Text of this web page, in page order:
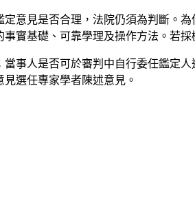
意見是否合理，法院仍須為判斷。
實基礎、可靠學理及操作方法。若
事人是否可於審判中自行委任鑑定
選任專家學者陳述意見。